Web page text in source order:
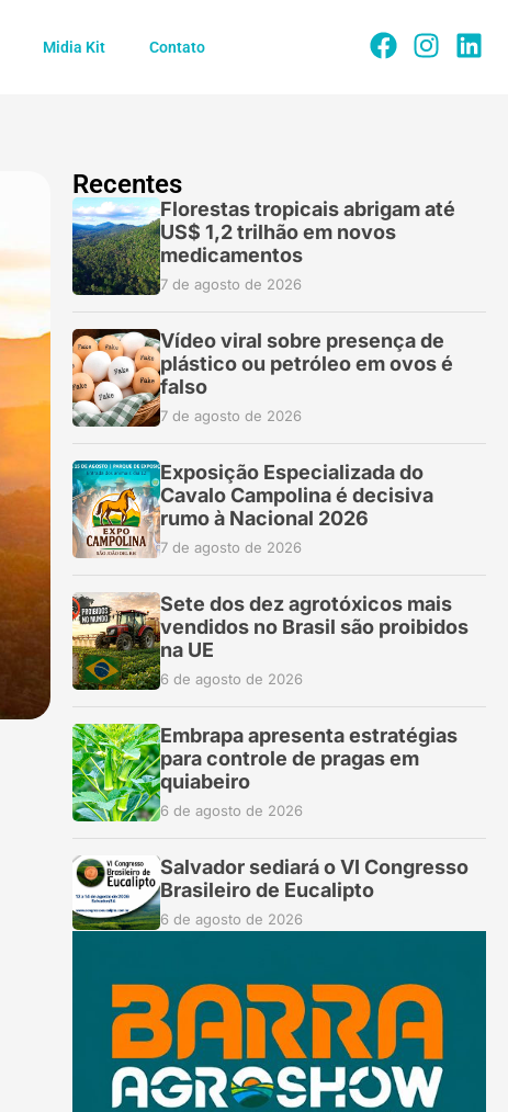
Midia Kit Contato
Recentes
Florestas tropicais abrigam até
US$ 1,2 trilhão em novos
medicamentos
7 de agosto de 2026
Vídeo viral sobre presença de
plástico ou petróleo em ovos é
falso
7 de agosto de 2026
Exposição Especializada do
Cavalo Campolina é decisiva
rumo à Nacional 2026
7 de agosto de 2026
Sete dos dez agrotóxicos mais
vendidos no Brasil são proibidos
na UE
6 de agosto de 2026
Embrapa apresenta estratégias
para controle de pragas em
quiabeiro
6 de agosto de 2026
Salvador sediará o VI Congresso
Brasileiro de Eucalipto
6 de agosto de 2026